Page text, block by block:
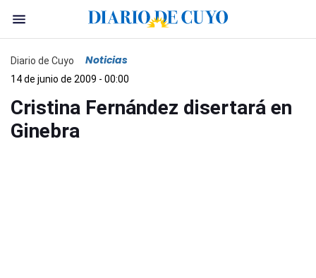
Diario de Cuyo Noticias
14 de junio de 2009 - 00:00
Cristina Fernández disertará en
Ginebra